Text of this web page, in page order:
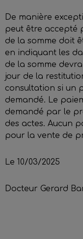
De manière
peut être accepté
de la somme doit
en indiquant les
de la somme
jour de la
consultation si un
demandé. Le
demandé par le
des actes. Aucun
pour la vente de
Le 10/03/2025
Docteur Gerard